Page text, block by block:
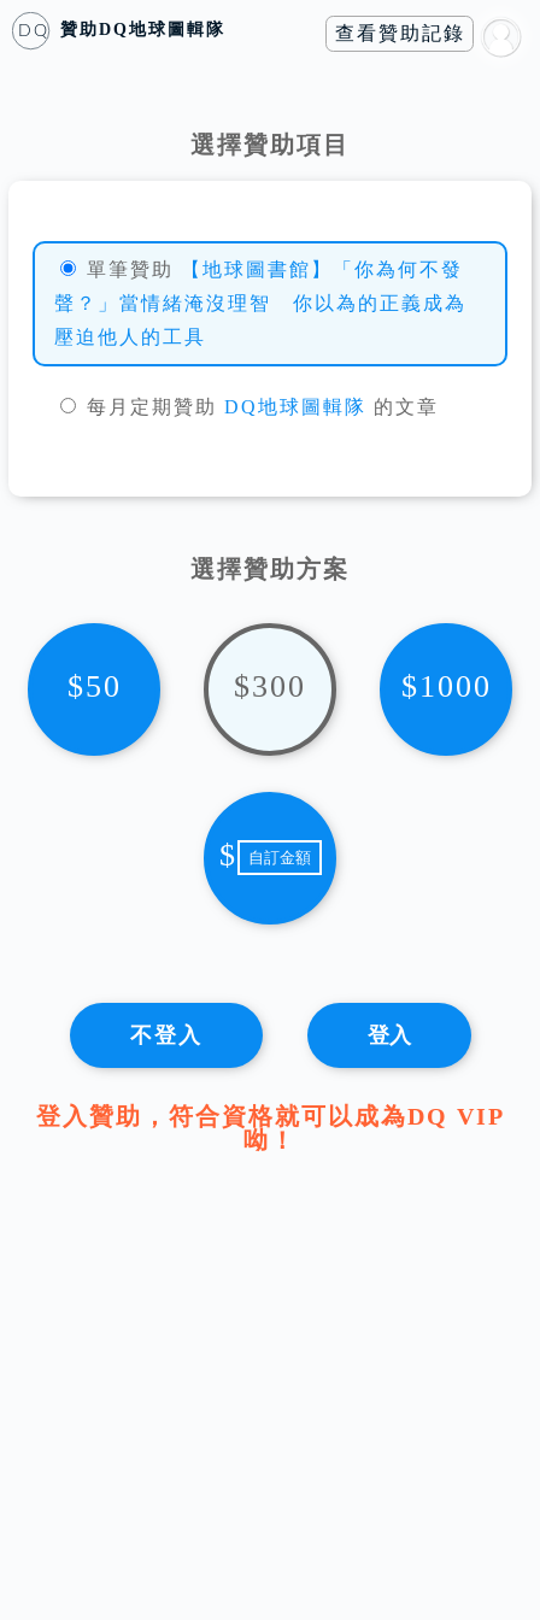
DQ 贊助DQ地球圖輯隊 查看贊助記錄
選擇贊助項目
單筆贊助
【地球圖書館】「你為何不發
聲？」當情緒淹沒理智 你以為的正義成為
壓迫他人的工具
每月定期贊助 DQ地球圖輯隊 的文章
選擇贊助方案
$50 $300 $1000
$
不登入 登入
登入贊助，符合資格就可以成為DQ VIP
呦！